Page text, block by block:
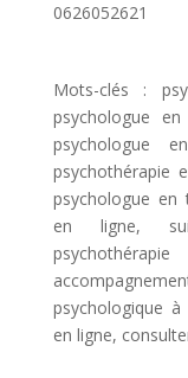
0626052621
Mots-clés :
psychologue
psychologue
psychothérapie
psychologue en
en ligne,
psychologique
en ligne,